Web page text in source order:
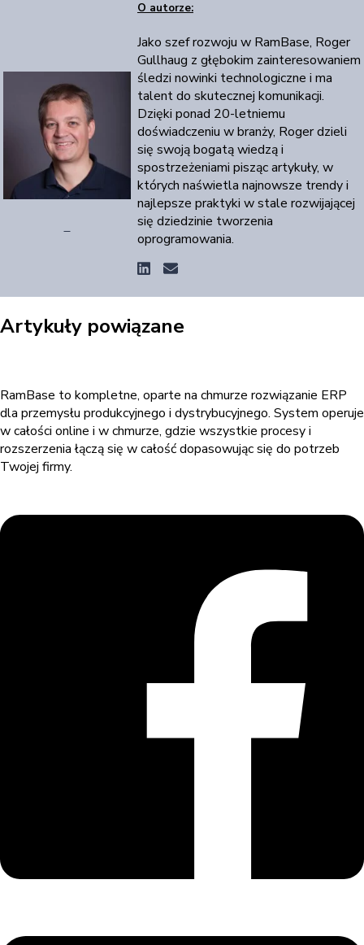
O autorze:
Jako szef rozwoju w RamBase, Roger
Gullhaug z głębokim zainteresowaniem
śledzi nowinki technologiczne i ma
talent do skutecznej komunikacji.
Dzięki ponad 20-letniemu
doświadczeniu w branży, Roger dzieli
się swoją bogatą wiedzą i
spostrzeżeniami pisząc artykuły, w
których naświetla najnowsze trendy i
najlepsze praktyki w stale rozwijającej
się dziedzinie tworzenia
oprogramowania.
Artykuły powiązane
RamBase to kompletne, oparte na chmurze rozwiązanie ERP
dla przemysłu produkcyjnego i dystrybucyjnego. System operuje
w całości online i w chmurze, gdzie wszystkie procesy i
rozszerzenia łączą się w całość dopasowując się do potrzeb
Twojej firmy.